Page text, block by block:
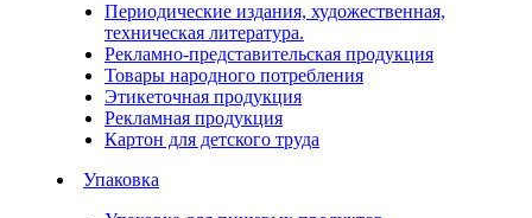
Периодические издания, художественная,
техническая литература.
Рекламно-представительская продукция
Товары народного потребления
Этикеточная продукция
Рекламная продукция
Картон для детского труда
Упаковка